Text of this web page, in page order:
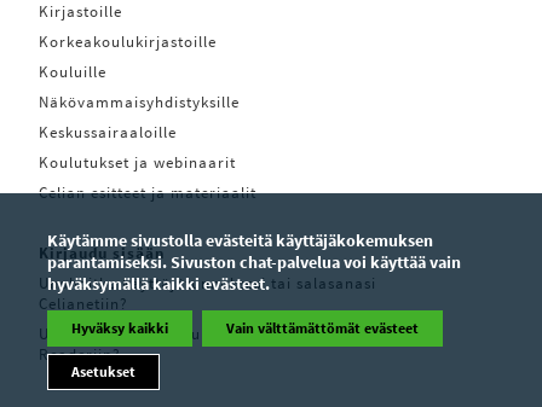
Kirjastoille
Korkeakoulukirjastoille
Kouluille
Näkövammaisyhdistyksille
Keskussairaaloille
Koulutukset ja webinaarit
Celian esitteet ja materiaalit
Kirjaudu sisään
Unohditko käyttäjätunnuksesi tai salasanasi
Celianetiin?
Unohditko käyttäjätunnuksesi tai salasanasi Pratsam
Readeriin?
Käytämme sivustolla evästeitä käyttäjäkokemuksen
parantamiseksi. Sivuston chat-palvelua voi käyttää vain
hyväksymällä kaikki evästeet.
Hyväksy kaikki Vain välttämättömät evästeet
Asetukset